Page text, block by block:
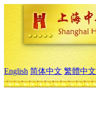
English 简体中文 繁體中文